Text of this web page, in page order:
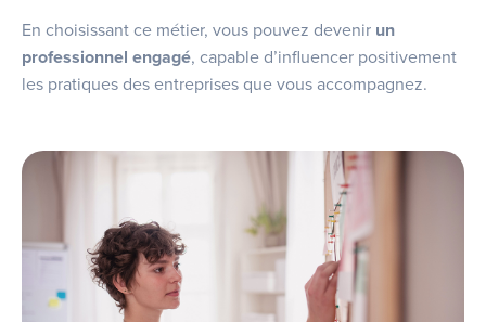
En choisissant ce métier, vous pouvez devenir un
professionnel engagé, capable d’influencer positivement
les pratiques des entreprises que vous accompagnez.